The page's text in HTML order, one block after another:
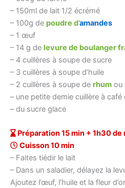
– 150ml de lait 1/2 écrémé
– 100g de poudre d’amandes
– 1 œuf
– 14 g de levure de boulanger
– 4 cuillères à soupe de sucre
– 3 cuillères à soupe d’huile
– 2 cuillères à soupe de rhum ou
– une petite demie cuillère à café
– du sucre glace
Préparation 15 min + 1h30 de
Cuisson 10 min
– Faites tiédir le lait
– Dans un saladier, délayez la
Ajoutez l’œuf, l’huile et la fleur